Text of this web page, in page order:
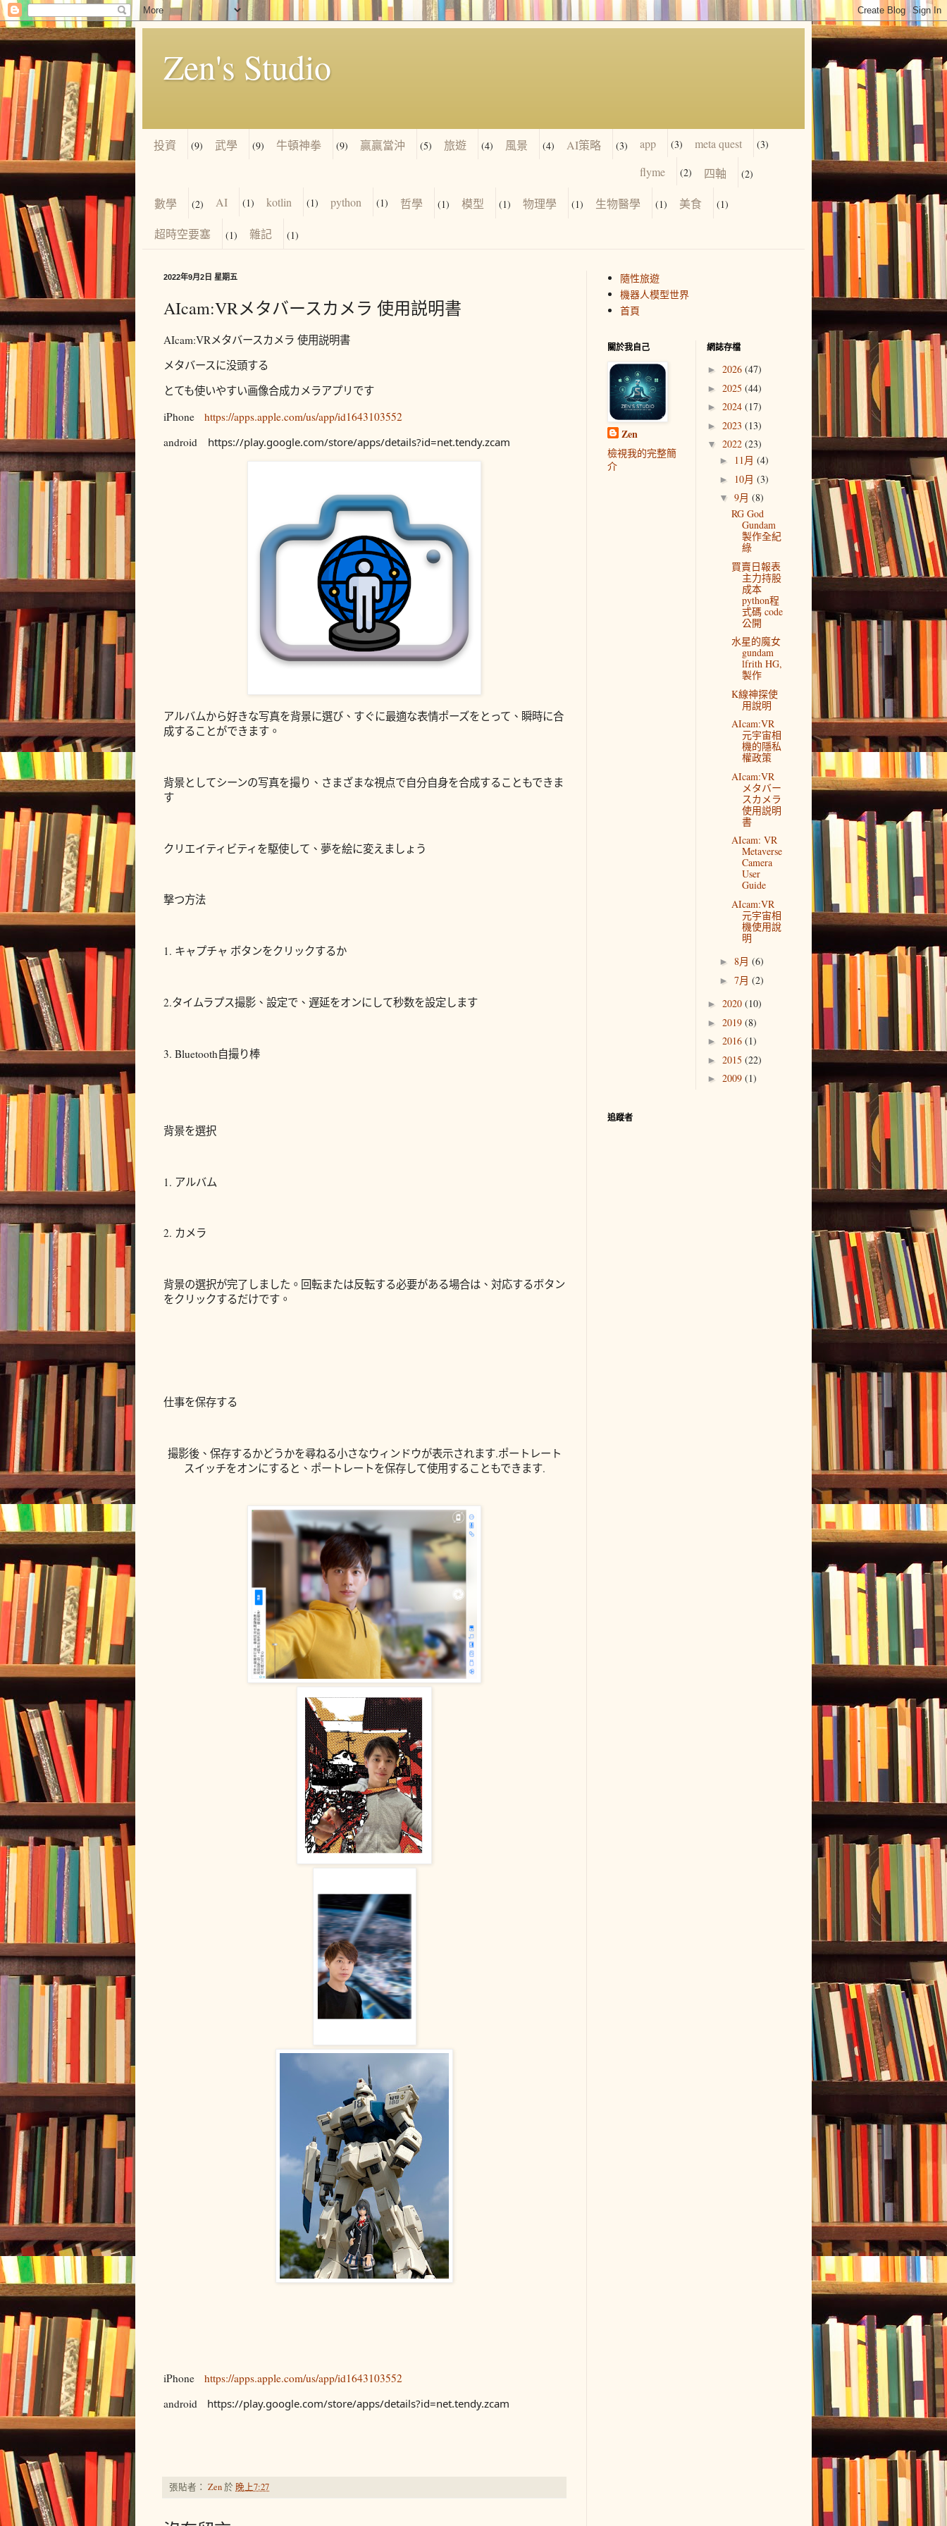
Zen's Studio
投資 (9) 武學 (9) 牛頓神拳 (9) 贏贏當沖 (5) 旅遊 (4) 風景 (4) AI策略 (3) app (3) meta quest (3)
flyme (2) 四軸 (2)
數學 (2) AI (1) kotlin (1) python (1) 哲學 (1) 模型 (1) 物理學 (1) 生物醫學 (1) 美食 (1)
超時空要塞 (1) 雜記 (1)
2022年9月2日 星期五
AIcam:VRメタバースカメラ 使用説明書
AIcam:VRメタバースカメラ 使用説明書
メタバースに没頭する
とても使いやすい画像合成カメラアプリです
iPhone https://apps.apple.com/us/app/id1643103552
android
https://play.google.com/store/apps/details?id=net.tendy.zcam
アルバムから好きな写真を背景に選び、すぐに最適な表情ポーズをとって、瞬時に合
成することができます。
背景としてシーンの写真を撮り、さまざまな視点で自分自身を合成することもできま
す
クリエイティビティを駆使して、夢を絵に変えましょう
撃つ方法
1. キャプチャ ボタンをクリックするか
2.タイムラプス撮影、設定で、遅延をオンにして秒数を設定します
3. Bluetooth自撮り棒
背景を選択
1. アルバム
2. カメラ
背景の選択が完了しました。回転または反転する必要がある場合は、対応するボタン
をクリックするだけです。
仕事を保存する
撮影後、保存するかどうかを尋ねる小さなウィンドウが表示されます.ポートレート
スイッチをオンにすると、ポートレートを保存して使用することもできます.
iPhone https://apps.apple.com/us/app/id1643103552
android
https://play.google.com/store/apps/details?id=net.tendy.zcam
張貼者： Zen於 晚上7:27
隨性旅遊
機器人模型世界
首頁
關於我自己
Zen
檢視我的完整簡
介
網誌存檔
► 2026 (47)
► 2025 (44)
► 2024 (17)
► 2023 (13)
▼ 2022 (23)
► 11月 (4)
► 10月 (3)
▼ 9月 (8)
RG God
Gundam
製作全紀
綠
買賣日報表
主力持股
成本
python程
式碼 code
公開
水星的魔女
gundam
lfrith HG,
製作
K線神探使
用說明
AIcam:VR
元宇宙相
機的隱私
權政策
AIcam:VR
メタバー
スカメラ
使用説明
書
AIcam: VR
Metaverse
Camera
User
Guide
AIcam:VR
元宇宙相
機使用說
明
► 8月 (6)
► 7月 (2)
► 2020 (10)
► 2019 (8)
► 2016 (1)
► 2015 (22)
► 2009 (1)
追蹤者